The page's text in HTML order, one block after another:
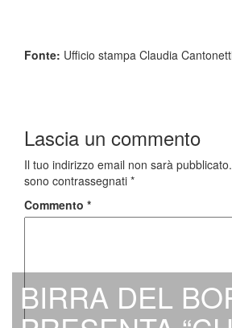
BIRRA DEL
Fonte: Ufficio stampa Claudia
Lascia un commento
Il tuo indirizzo email non sarà pubblicato.
sono contrassegnati *
Commento *